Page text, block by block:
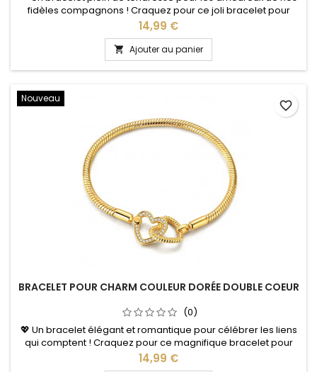
fidèles compagnons ! Craquez pour ce joli bracelet pour
charms couleur dorée, sublimé par un adorable motif patte
de chien / chat. Un bijou délicat et symbolique qui permet
d’afficher avec élégance votre amour pour les animaux.
Personnalisez votre bracelet avec vos charms préférés et
composez au...
Prix
14,99 €
 Ajouter au panier
Nouveau
BRACELET POUR CHARM COULEUR DORÉE DOUBLE COEUR
(0)
💖 Un bracelet élégant et romantique pour célébrer les liens
qui comptent ! Craquez pour ce magnifique bracelet pour
charms couleur dorée, sublimé par un délicat motif double
cœur. Son design féminin et raffiné apporte une jolie touche
Prix
14,99 €
favorite_border